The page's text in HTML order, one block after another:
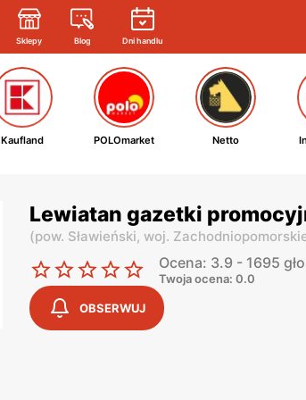
Sklepy Blog Dni handlu
Kaufland POLOmarket Netto
Lewiatan gazetki
(pow. Sławieński, woj.
Ocena: 3.9 - 1695
Twoja ocena: 0.0
OBSERWUJ